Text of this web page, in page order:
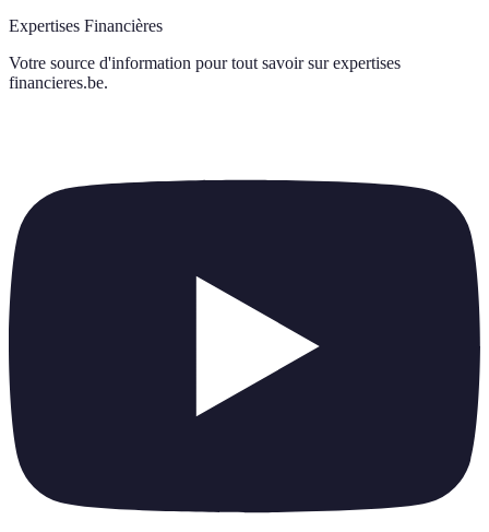
Expertises Financières
Votre source d'information pour tout savoir sur expertises
financieres.be.